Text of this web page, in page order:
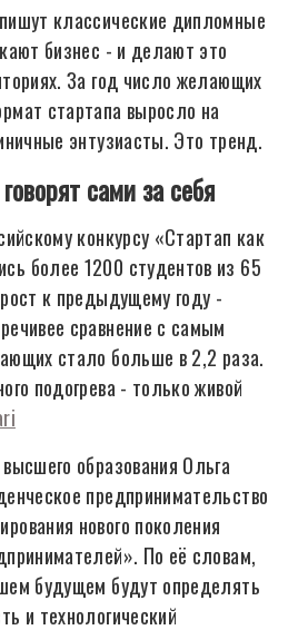
классические дипломные
бизнес - и делают это
За год число желающих
стартапа выросло на
энтузиасты. Это тренд.
сами за себя
конкурсу «Стартап как
более 1200 студентов из 65
к предыдущему году -
сравнение с самым
стало больше в 2,2 раза.
подогрева - только живой
образования Ольга
предпринимательство
нового поколения
По её словам,
будущем будут определять
и технологический